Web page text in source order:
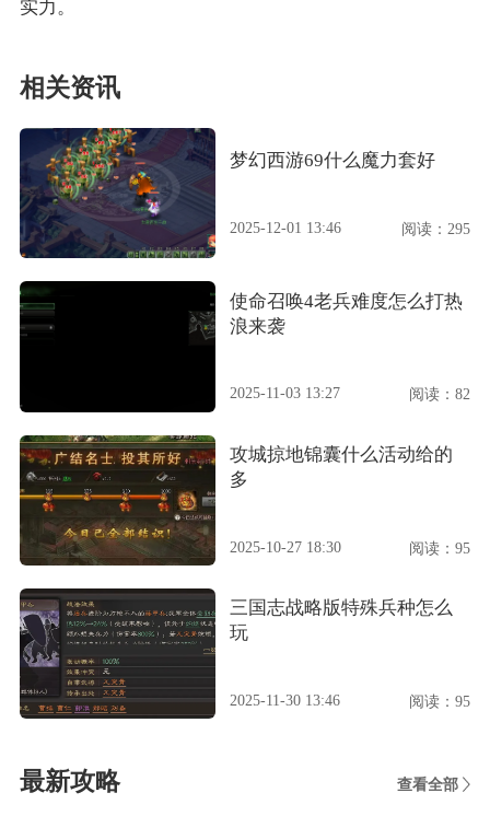
实力。
相关资讯
梦幻西游69什么魔力套好
2025-12-01 13:46 阅读：295
使命召唤4老兵难度怎么打热
浪来袭
2025-11-03 13:27 阅读：82
攻城掠地锦囊什么活动给的
多
2025-10-27 18:30 阅读：95
三国志战略版特殊兵种怎么
玩
2025-11-30 13:46 阅读：95
最新攻略 查看全部